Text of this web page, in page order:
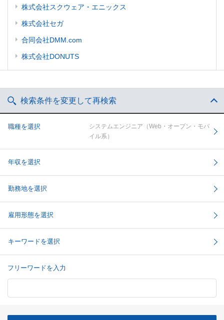
株式会社スクウェア・エニックス
株式会社セガ
合同会社DMM.com
株式会社DONUTS
検索条件を変更して再検索
職種を選択
システムエンジニア（Web・オープン・モバ
イル系）
年収を選択
勤務地を選択
雇用形態を選択
キーワードを選択
フリーワードを入力